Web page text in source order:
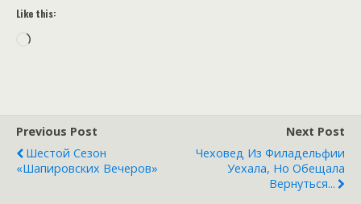
Like this:
Loading…
Previous Post
Шестой Сезон
«Шапировских Вечеров»
Next Post
Чеховед Из Филадельфии
Уехала, Но Обещала
Вернуться...